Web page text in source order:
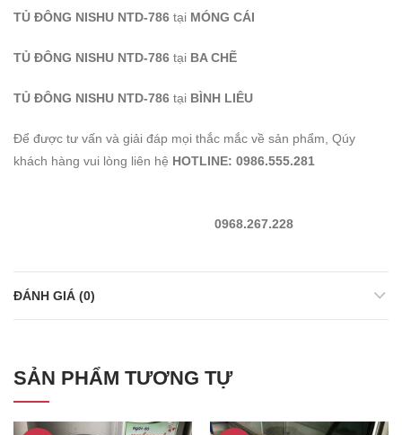
TỦ ĐÔNG NISHU NTD-786 tại MÓNG CÁI
TỦ ĐÔNG NISHU NTD-786 tại BA CHẼ
TỦ ĐÔNG NISHU NTD-786 tại BÌNH LIÊU
Để được tư vấn và giải đáp mọi thắc mắc về sản phẩm, Qúy
khách hàng vui lòng liên hệ HOTLINE: 0986.555.281
0968.267.228
ĐÁNH GIÁ (0)
SẢN PHẨM TƯƠNG TỰ